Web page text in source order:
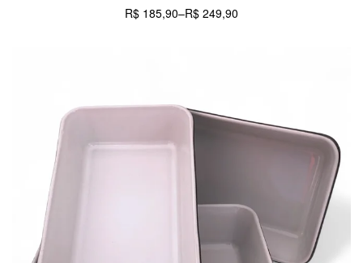
R$ 185,90–R$ 249,90